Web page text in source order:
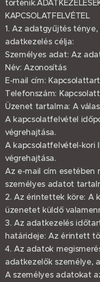
KAPCSOLATFELVÉTEL
1. Az adatgyűjtés
adatkezelés célja:
Személyes adat: Az
Név: Azonosítás
E-mail cím:
Telefonszám:
Üzenet tartalma: A
A kapcsolatfelvétel
végrehajtása.
A kapcsolatfelvétel-kori
végrehajtása.
Az e-mail cím esetében
személyes adatot
2. Az érintettek köre: A
üzenetet küldő
3. Az adatkezelés
határideje: Az érintett
4. Az adatok
adatkezelők személye,
A személyes adatokat